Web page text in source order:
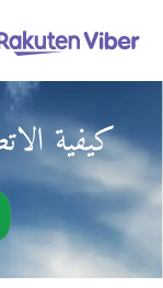
كيفية